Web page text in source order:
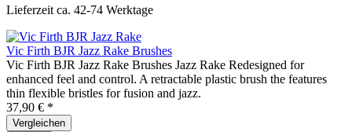
Lieferzeit ca. 42-74 Werktage
Vic Firth BJR Jazz Rake Brushes
Vic Firth BJR Jazz Rake Brushes Jazz Rake Redesigned for
enhanced feel and control. A retractable plastic brush the features
thin flexible bristles for fusion and jazz.
37,90 € *
Vergleichen